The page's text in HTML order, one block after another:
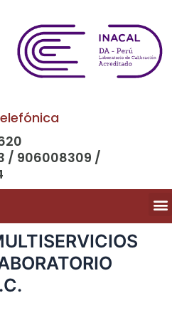
/ 906008309 /